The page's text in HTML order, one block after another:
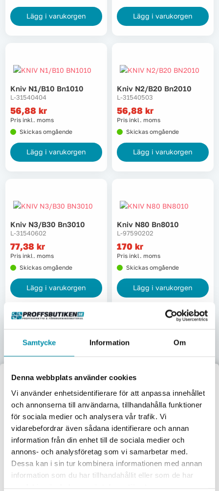
Samtycke Information Om
Denna webbplats använder cookies
Vi använder enhetsidentifierare för att anpassa innehållet
och annonserna till användarna, tillhandahålla funktioner
för sociala medier och analysera vår trafik. Vi
vidarebefordrar även sådana identifierare och annan
information från din enhet till de sociala medier och
annons- och analysföretag som vi samarbetar med.
Dessa kan i sin tur kombinera informationen med annan
information som du har tillhandahållit eller som de har
Lägg i varukorgen Lägg i varukorgen
Kniv N1/b10 Bn1010
L-31540404
56,88 kr
Pris inkl. moms
Skickas omgående
Lägg i varukorgen
Kniv N2/b20 Bn2010
L-31540503
56,88 kr
Pris inkl. moms
Skickas omgående
Lägg i varukorgen
Kniv N3/b30 Bn3010
L-31540602
77,38 kr
Pris inkl. moms
Skickas omgående
Lägg i varukorgen
Kniv N80 Bn8010
L-97590202
170 kr
Pris inkl. moms
Skickas omgående
Lägg i varukorgen
207,50kr
Pris inkl. moms
Beställningsvara
Lägg i varukorgen
183,75
Pris inkl. moms
Skickas omgående
Lägg i varukorgen
Välkommen till
Proffsbutiken
Jag handlar som:
Företag
Exkl. moms
Privat
Inkl. moms